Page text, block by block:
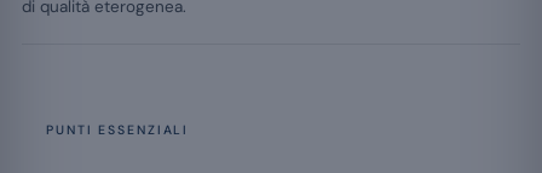
di qualità eterogenea.
PUNTI ESSENZIALI